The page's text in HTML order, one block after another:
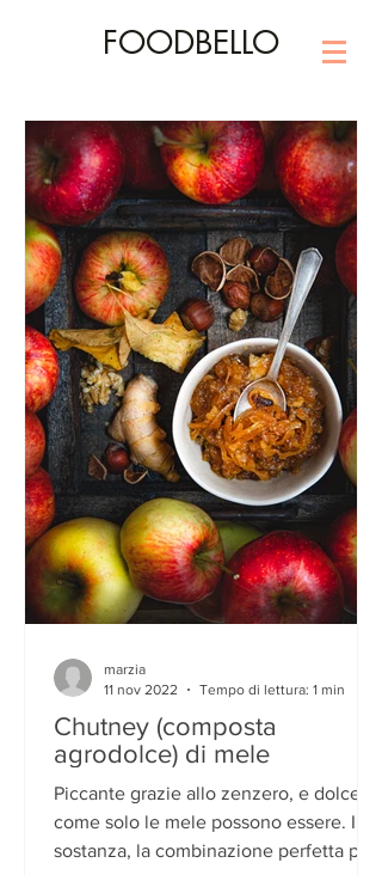
FOODBELLO
Chutney (composta
agrodolce) di mele
Piccante grazie allo zenzero, e dolce
come solo le mele possono essere. In
sostanza, la combinazione perfetta per
marzia
11 nov 2022
Tempo di lettura: 1 min